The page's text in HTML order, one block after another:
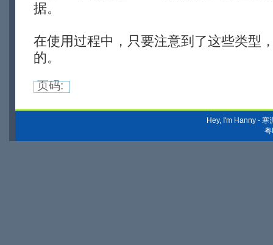
据。
在使用过程中，只要注意到了这些类型
的。
页码:
Hey, I'm Hanny - 寒